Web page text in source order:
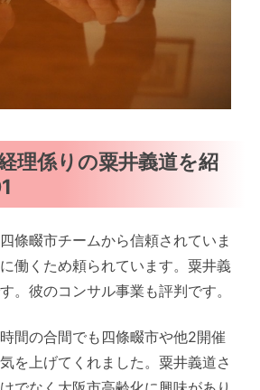
理係りの粟井義道を紹
條畷市チームから信頼されていま
働くため頼られています。粟井義
。彼のコンサル事業も評判です。
間の合間でも四條畷市や他2開催
を上げてくれました。粟井義道さ